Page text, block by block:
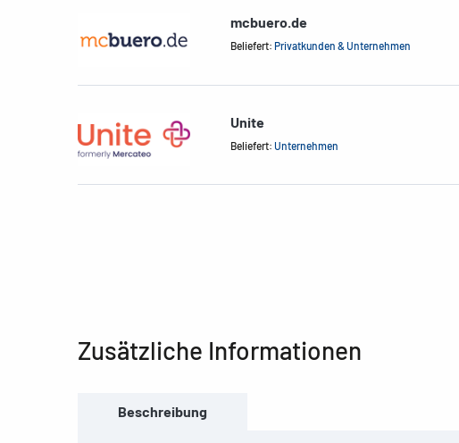
mcbuero.de
Beliefert: Privatkunden & Unternehmen
Unite
Beliefert: Unternehmen
Zusätzliche Informationen
Beschreibung